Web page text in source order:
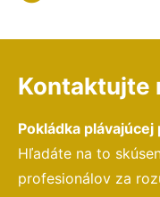
Kontaktujte
Pokládka
Hľadáte na to
profesionálov za